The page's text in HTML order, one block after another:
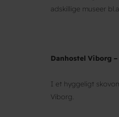
adskillige museer
Danhostel Viborg
I et hyggeligt
Viborg.